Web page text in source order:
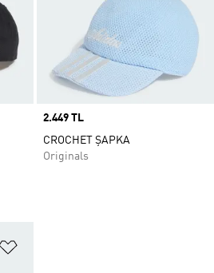
Price
2.449 TL
CROCHET ŞAPKA
Originals